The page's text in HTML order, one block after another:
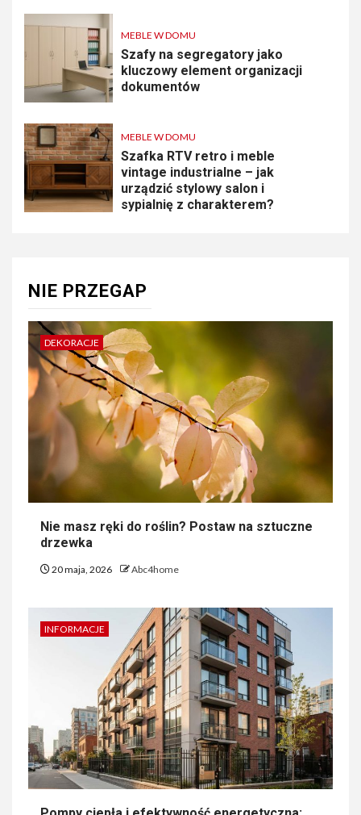
MEBLE W DOMU
Szafy na segregatory jako
kluczowy element organizacji
dokumentów
MEBLE W DOMU
Szafka RTV retro i meble
vintage industrialne – jak
urządzić stylowy salon i
sypialnię z charakterem?
NIE PRZEGAP
DEKORACJE
Nie masz ręki do roślin? Postaw na sztuczne
drzewka
20 maja, 2026 Abc4home
INFORMACJE